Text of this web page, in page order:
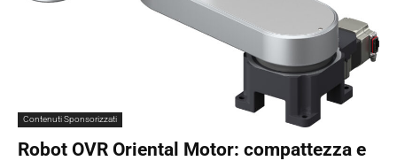
Contenuti Sponsorizzati
Robot OVR Oriental Motor: compattezza e